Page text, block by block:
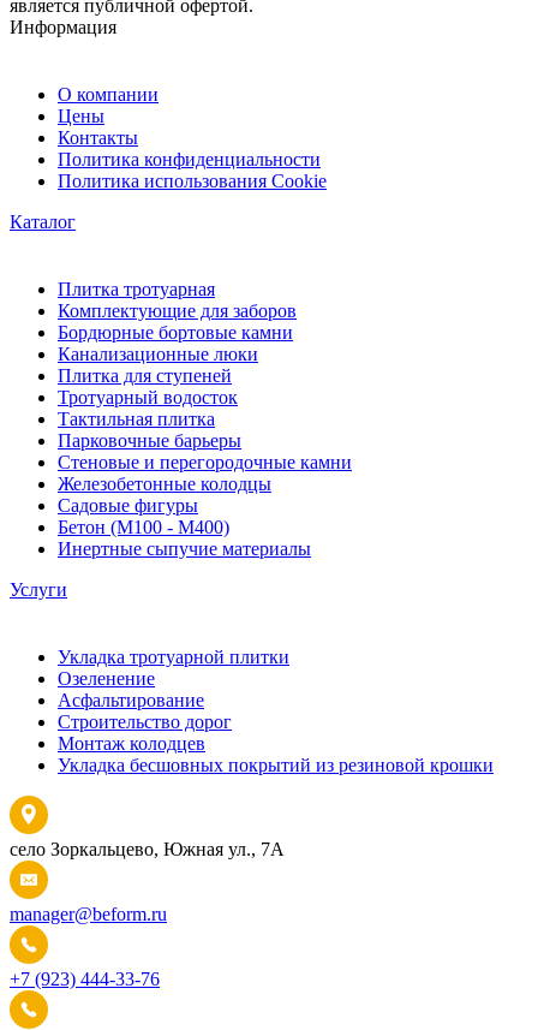
является публичной офертой.
Информация
О компании
Цены
Контакты
Политика конфиденциальности
Политика использования Cookie
Каталог
Плитка тротуарная
Комплектующие для заборов
Бордюрные бортовые камни
Канализационные люки
Плитка для ступеней
Тротуарный водосток
Тактильная плитка
Парковочные барьеры
Стеновые и перегородочные камни
Железобетонные колодцы
Садовые фигуры
Бетон (М100 - М400)
Инертные сыпучие материалы
Услуги
Укладка тротуарной плитки
Озеленение
Асфальтирование
Строительство дорог
Монтаж колодцев
Укладка бесшовных покрытий из резиновой крошки
село Зоркальцево, Южная ул., 7А
manager@beform.ru
+7 (923) 444-33-76